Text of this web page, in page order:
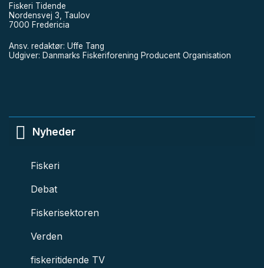
Fiskeri Tidende
Nordensvej 3, Taulov
7000 Fredericia
Ansv. redaktør: Uffe Tang
Udgiver: Danmarks Fiskeriforening Producent Organisation
Nyheder
Fiskeri
Debat
Fiskerisektoren
Verden
fiskeritidende TV